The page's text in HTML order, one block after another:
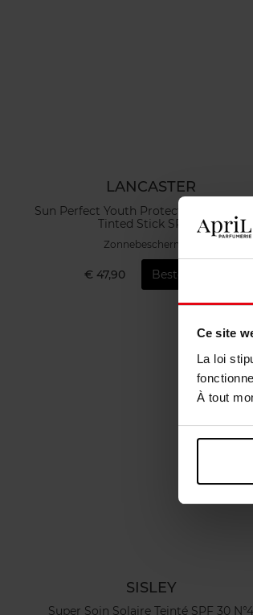
Ce site
La loi
À tout
LANCASTER
Sun Perfect Youth Protection Sun Clear
Tinted Stick SPF50
Zonnebescherming
€ 47,90 Bestel nu!
SISLEY
Super Soin Solaire Teinté SPF 30 N°4